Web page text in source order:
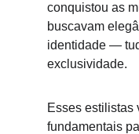
conquistou as
buscavam
identidade —
exclusividade.
Esses estilistas
fundamentais